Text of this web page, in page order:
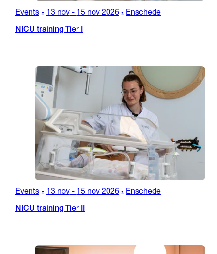
Events • 13 nov-15 nov 2026 • Enschede
NICU training Tier I
Events • 13 nov- 15 nov 2026 • Enschede
NICU training Tier II